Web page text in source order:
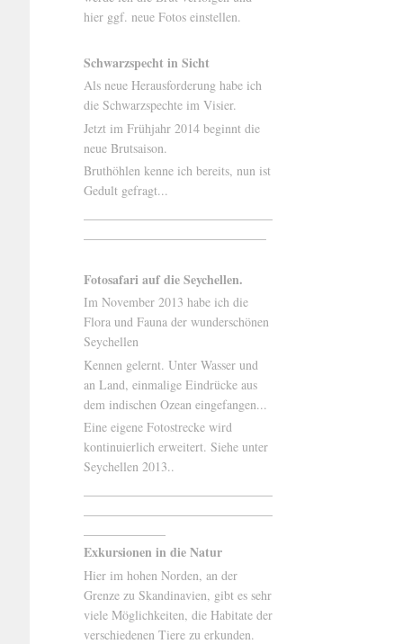
hier ggf. neue Fotos einstellen.
Schwarzspecht in Sicht
Als neue Herausforderung habe ich
die Schwarzspechte im Visier.
Jetzt im Frühjahr 2014 beginnt die
neue Brutsaison.
Bruthöhlen kenne ich bereits, nun ist
Gedult gefragt...
Fotosafari auf die Seychellen.
Im November 2013 habe ich die
Flora und Fauna der wunderschönen
Seychellen
Kennen gelernt. Unter Wasser und
an Land, einmalige Eindrücke aus
dem indischen Ozean eingefangen...
Eine eigene Fotostrecke wird
kontinuierlich erweitert. Siehe unter
Seychellen 2013..
Exkursionen in die Natur
Hier im hohen Norden, an der
Grenze zu Skandinavien, gibt es sehr
viele Möglichkeiten, die Habitate der
verschiedenen Tiere zu erkunden.